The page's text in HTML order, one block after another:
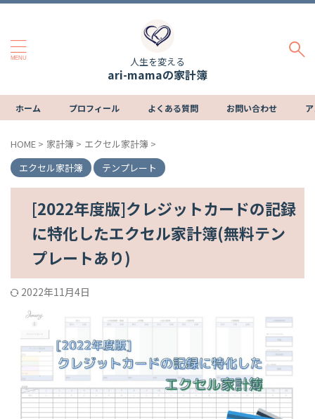
人生を変える
ari-mamaの家計簿
ホーム プロフィール よくある質問 お問い合わせ
HOME > 家計簿 > エクセル家計簿 >
エクセル家計簿
テンプレート
[2022年度版]クレジットカードの記録
に特化したエクセル家計簿(無料テン
プレートあり)
2022年11月4日